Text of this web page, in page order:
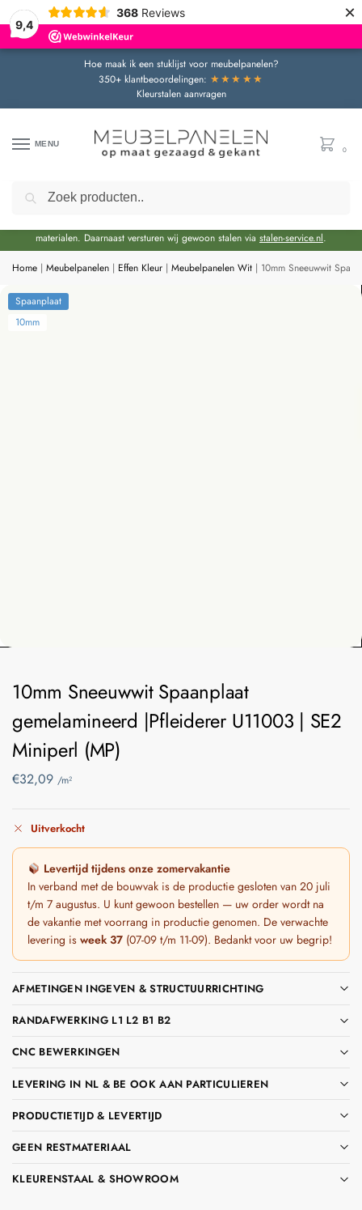
9,4
368 Reviews ×
Hoe maak ik een stuklijst voor meubelpanelen?
350+ klantbeoordelingen: ★★★★★
Kleurstalen aanvragen
MENU
0
Door de bouwvakperiode geldt momenteel een extra levertijd van circa 3 weken
materialen. Daarnaast versturen wij gewoon stalen via stalen-service.nl.
Home | Meubelpanelen | Effen Kleur | Meubelpanelen Wit | 10mm Sneeuwwit
Spaanplaat
10mm
10mm Sneeuwwit Spaanplaat
gemelamineerd |Pfleiderer U11003 | SE2
Miniperl (MP)
€32,09 /m²
Uitverkocht
Levertijd tijdens onze zomervakantie
In verband met de bouwvak is de productie gesloten van 20 juli
t/m 7 augustus. U kunt gewoon bestellen — uw order wordt na
de vakantie met voorrang in productie genomen. De verwachte
levering is week 37 (07-09 t/m 11-09). Bedankt voor uw begrip!
AFMETINGEN INGEVEN & STRUCTUURRICHTING
RANDAFWERKING L1 L2 B1 B2
CNC BEWERKINGEN
LEVERING IN NL & BE OOK AAN PARTICULIEREN
PRODUCTIETIJD & LEVERTIJD
GEEN RESTMATERIAAL
KLEURENSTAAL & SHOWROOM